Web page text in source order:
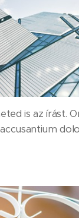
is az írást.